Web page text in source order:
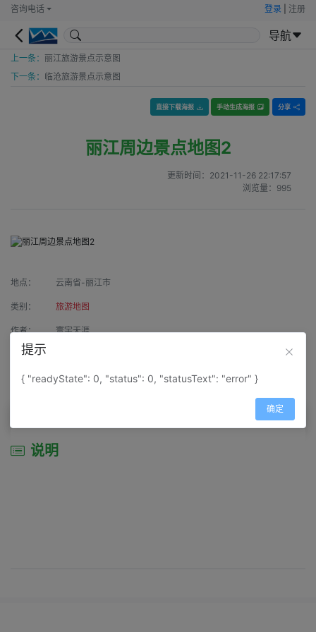
咨询电话 登录 注册
导航
上一条： 丽江旅游景点示意图
下一条： 临沧旅游景点示意图
直接下载海报 手动生成海报 分享
丽江周边景点地图2
更新时间： 2021-11-26 22:17:57
浏览量： 995
地点： 云南省-丽江市
类别： 旅游地图
作者： 寰宇天涯
来源：
属性： 地图属性： 地图类型-旅游资源分布图
说明
提示
{ "readyState": 0, "status": 0, "statusText": "error" }
确定